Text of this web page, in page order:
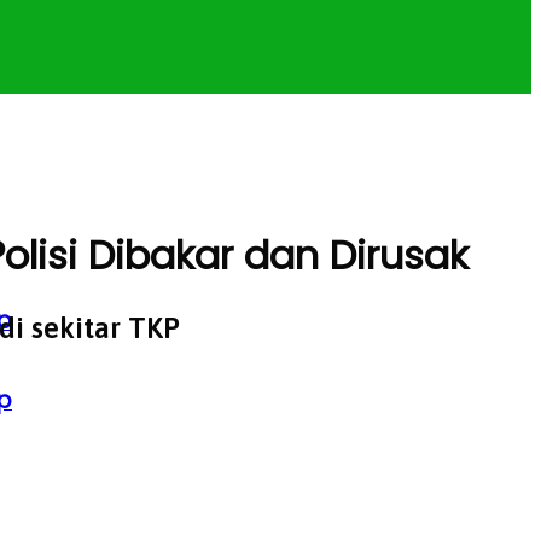
Dibakar dan Dirusak
sekitar TKP